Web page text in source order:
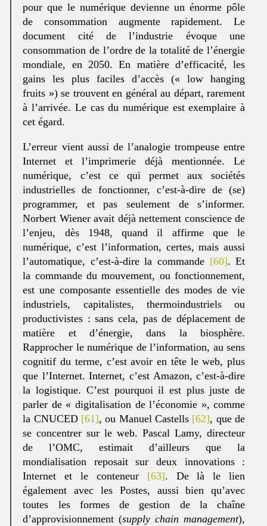
pour que le numérique devienne un énorme pôle
de consommation augmente rapidement. Le
document cité de l’industrie évoque une
consommation de l’ordre de la totalité de l’énergie
mondiale, en 2050. En matière d’efficacité, les
gains les plus faciles d’accès (« low hanging
fruits ») se trouvent en général au départ, rarement
à l’arrivée. Le cas du numérique est exemplaire à
cet égard.
L’erreur vient aussi de l’analogie trompeuse entre
Internet et l’imprimerie déjà mentionnée. Le
numérique, c’est ce qui permet aux sociétés
industrielles de fonctionner, c’est-à-dire de (se)
programmer, et pas seulement de s’informer.
Norbert Wiener avait déjà nettement conscience de
l’enjeu, dès 1948, quand il affirme que le
numérique, c’est l’information, certes, mais aussi
l’automatique, c’est-à-dire la commande [60]. Et
la commande du mouvement, ou fonctionnement,
est une composante essentielle des modes de vie
industriels, capitalistes, thermoindustriels ou
productivistes : sans cela, pas de déplacement de
matière et d’énergie, dans la biosphère.
Rapprocher le numérique de l’information, au sens
cognitif du terme, c’est avoir en tête le web, plus
que l’Internet. Internet, c’est Amazon, c’est-à-dire
la logistique. C’est pourquoi il est plus juste de
parler de « digitalisation de l’économie », comme
la CNUCED [61], ou Manuel Castells [62], que de
se concentrer sur le web. Pascal Lamy, directeur
de l’OMC, estimait d’ailleurs que la
mondialisation reposait sur deux innovations :
Internet et le conteneur [63]. De là le lien
également avec les Postes, aussi bien qu’avec
toutes les formes de gestion de la chaîne
d’approvisionnement (supply chain management),